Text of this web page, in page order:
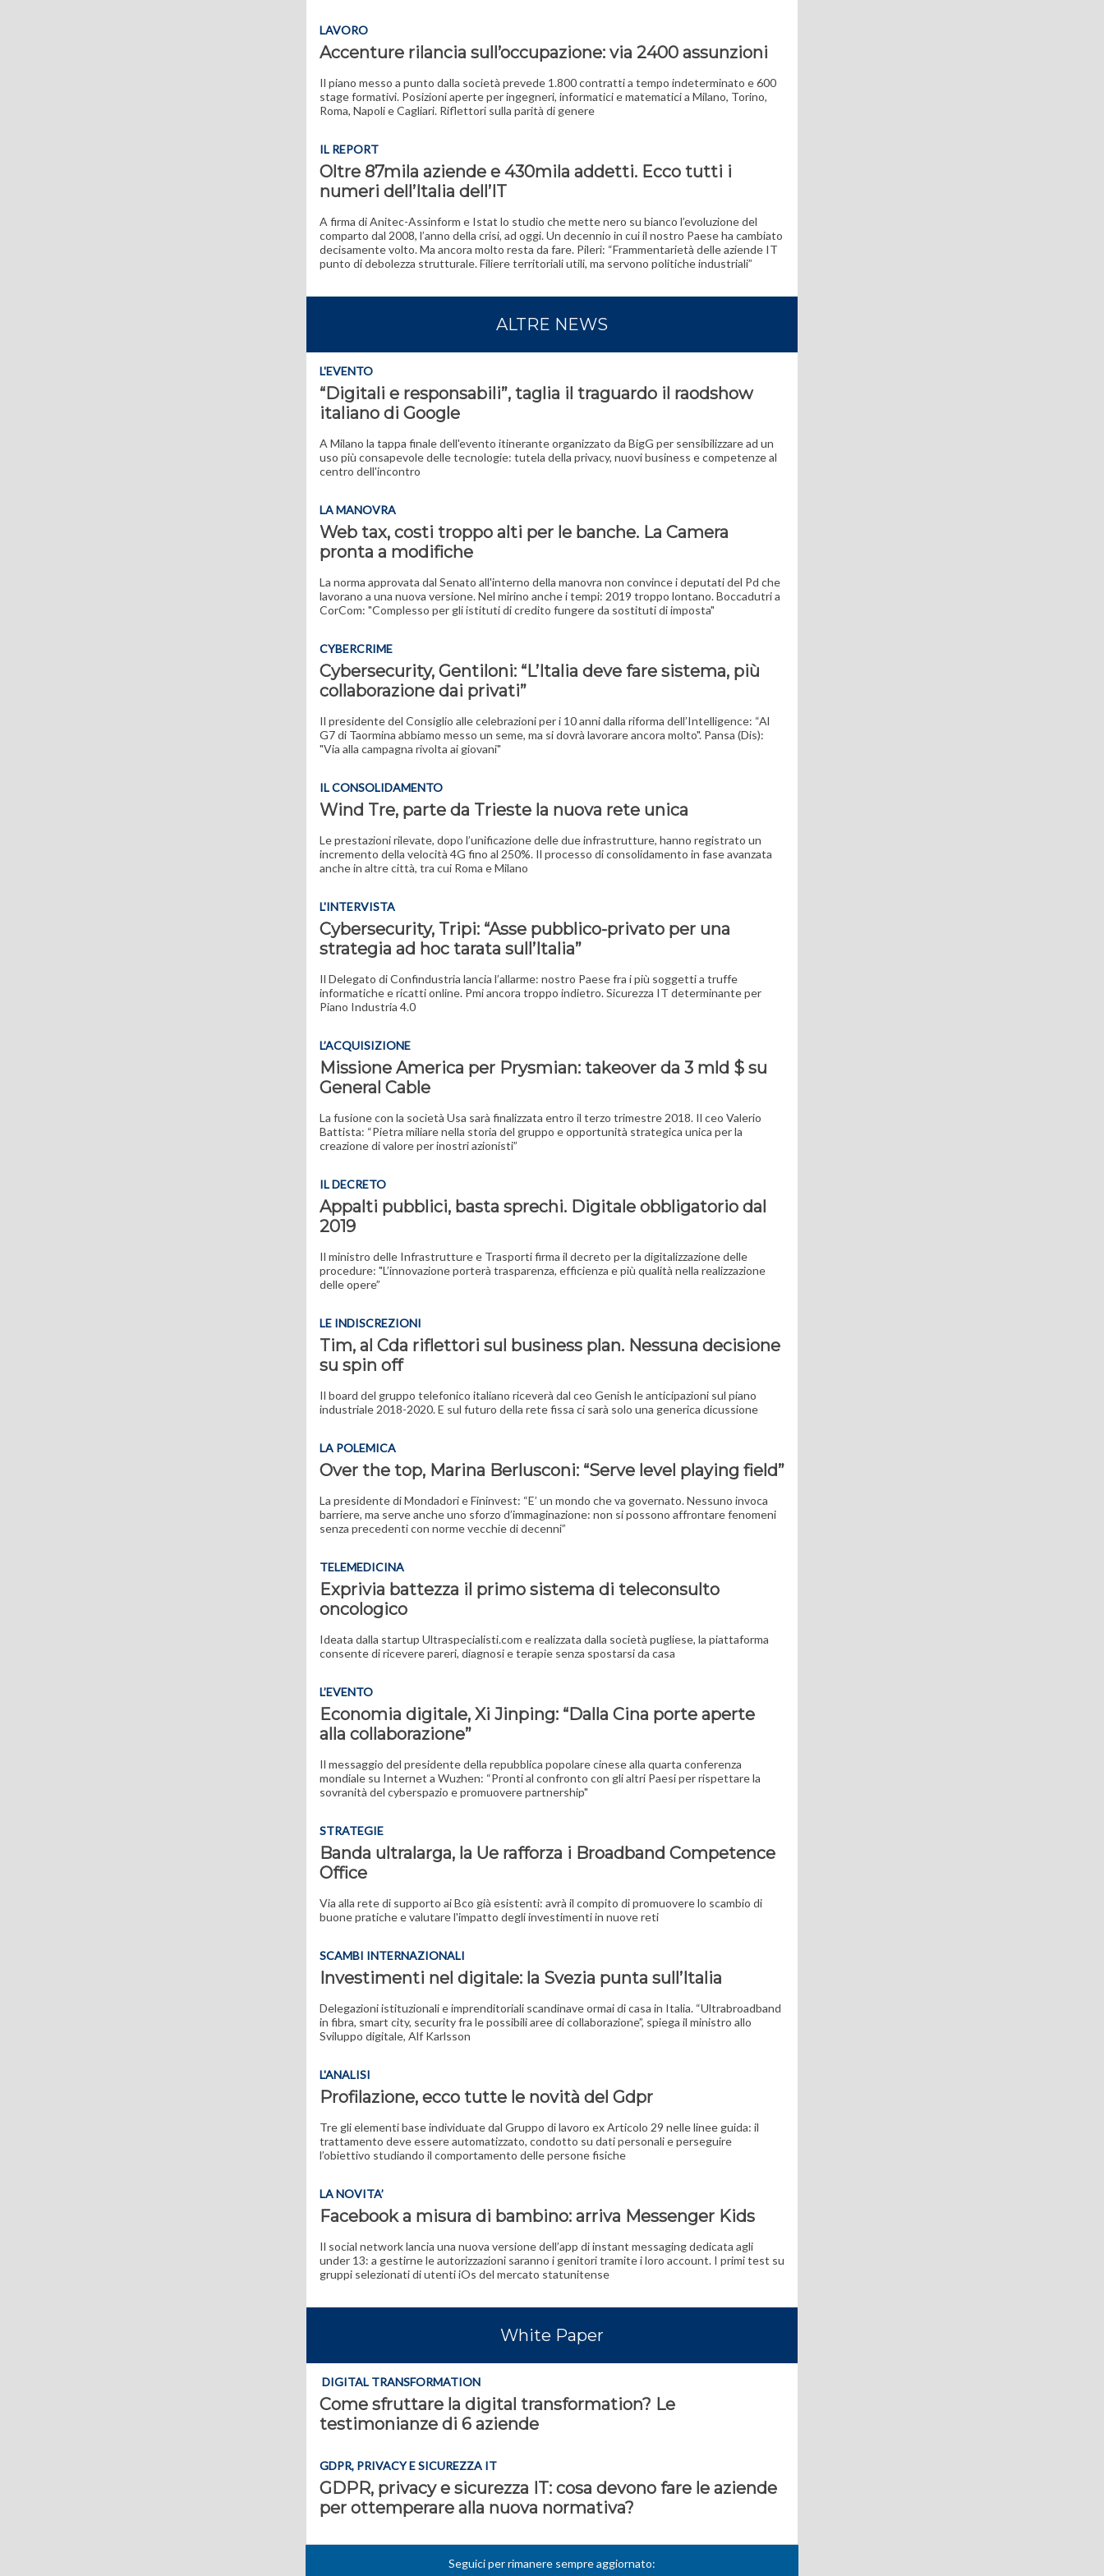
LAVORO
Accenture rilancia sull’occupazione: via 2400 assunzioni
Il piano messo a punto dalla società prevede 1.800 contratti a tempo indeterminato e 600
stage formativi. Posizioni aperte per ingegneri, informatici e matematici a Milano, Torino,
Roma, Napoli e Cagliari. Riflettori sulla parità di genere
IL REPORT
Oltre 87mila aziende e 430mila addetti. Ecco tutti i
numeri dell’Italia dell’IT
A firma di Anitec-Assinform e Istat lo studio che mette nero su bianco l’evoluzione del
comparto dal 2008, l’anno della crisi, ad oggi. Un decennio in cui il nostro Paese ha cambiato
decisamente volto. Ma ancora molto resta da fare. Pileri: “Frammentarietà delle aziende IT
punto di debolezza strutturale. Filiere territoriali utili, ma servono politiche industriali”
ALTRE NEWS
L'EVENTO
“Digitali e responsabili”, taglia il traguardo il raodshow
italiano di Google
A Milano la tappa finale dell'evento itinerante organizzato da BigG per sensibilizzare ad un
uso più consapevole delle tecnologie: tutela della privacy, nuovi business e competenze al
centro dell'incontro
LA MANOVRA
Web tax, costi troppo alti per le banche. La Camera
pronta a modifiche
La norma approvata dal Senato all'interno della manovra non convince i deputati del Pd che
lavorano a una nuova versione. Nel mirino anche i tempi: 2019 troppo lontano. Boccadutri a
CorCom: "Complesso per gli istituti di credito fungere da sostituti di imposta"
CYBERCRIME
Cybersecurity, Gentiloni: “L’Italia deve fare sistema, più
collaborazione dai privati”
Il presidente del Consiglio alle celebrazioni per i 10 anni dalla riforma dell’Intelligence: “Al
G7 di Taormina abbiamo messo un seme, ma si dovrà lavorare ancora molto". Pansa (Dis):
"Via alla campagna rivolta ai giovani"
IL CONSOLIDAMENTO
Wind Tre, parte da Trieste la nuova rete unica
Le prestazioni rilevate, dopo l’unificazione delle due infrastrutture, hanno registrato un
incremento della velocità 4G fino al 250%. Il processo di consolidamento in fase avanzata
anche in altre città, tra cui Roma e Milano
L'INTERVISTA
Cybersecurity, Tripi: “Asse pubblico-privato per una
strategia ad hoc tarata sull’Italia”
Il Delegato di Confindustria lancia l’allarme: nostro Paese fra i più soggetti a truffe
informatiche e ricatti online. Pmi ancora troppo indietro. Sicurezza IT determinante per
Piano Industria 4.0
L’ACQUISIZIONE
Missione America per Prysmian: takeover da 3 mld $ su
General Cable
La fusione con la società Usa sarà finalizzata entro il terzo trimestre 2018. Il ceo Valerio
Battista: “Pietra miliare nella storia del gruppo e opportunità strategica unica per la
creazione di valore per inostri azionisti”
IL DECRETO
Appalti pubblici, basta sprechi. Digitale obbligatorio dal
2019
Il ministro delle Infrastrutture e Trasporti firma il decreto per la digitalizzazione delle
procedure: "L’innovazione porterà trasparenza, efficienza e più qualità nella realizzazione
delle opere”
LE INDISCREZIONI
Tim, al Cda riflettori sul business plan. Nessuna decisione
su spin off
Il board del gruppo telefonico italiano riceverà dal ceo Genish le anticipazioni sul piano
industriale 2018-2020. E sul futuro della rete fissa ci sarà solo una generica dicussione
LA POLEMICA
Over the top, Marina Berlusconi: “Serve level playing field”
La presidente di Mondadori e Fininvest: “E’ un mondo che va governato. Nessuno invoca
barriere, ma serve anche uno sforzo d’immaginazione: non si possono affrontare fenomeni
senza precedenti con norme vecchie di decenni”
TELEMEDICINA
Exprivia battezza il primo sistema di teleconsulto
oncologico
Ideata dalla startup Ultraspecialisti.com e realizzata dalla società pugliese, la piattaforma
consente di ricevere pareri, diagnosi e terapie senza spostarsi da casa
L’EVENTO
Economia digitale, Xi Jinping: “Dalla Cina porte aperte
alla collaborazione”
Il messaggio del presidente della repubblica popolare cinese alla quarta conferenza
mondiale su Internet a Wuzhen: “Pronti al confronto con gli altri Paesi per rispettare la
sovranità del cyberspazio e promuovere partnership"
STRATEGIE
Banda ultralarga, la Ue rafforza i Broadband Competence
Office
Via alla rete di supporto ai Bco già esistenti: avrà il compito di promuovere lo scambio di
buone pratiche e valutare l'impatto degli investimenti in nuove reti
SCAMBI INTERNAZIONALI
Investimenti nel digitale: la Svezia punta sull’Italia
Delegazioni istituzionali e imprenditoriali scandinave ormai di casa in Italia. “Ultrabroadband
in fibra, smart city, security fra le possibili aree di collaborazione”, spiega il ministro allo
Sviluppo digitale, Alf Karlsson
L'ANALISI
Profilazione, ecco tutte le novità del Gdpr
Tre gli elementi base individuate dal Gruppo di lavoro ex Articolo 29 nelle linee guida: il
trattamento deve essere automatizzato, condotto su dati personali e perseguire
l’obiettivo studiando il comportamento delle persone fisiche
LA NOVITA’
Facebook a misura di bambino: arriva Messenger Kids
Il social network lancia una nuova versione dell’app di instant messaging dedicata agli
under 13: a gestirne le autorizzazioni saranno i genitori tramite i loro account. I primi test su
gruppi selezionati di utenti iOs del mercato statunitense
White Paper
DIGITAL TRANSFORMATION
Come sfruttare la digital transformation? Le
testimonianze di 6 aziende
GDPR, PRIVACY E SICUREZZA IT
GDPR, privacy e sicurezza IT: cosa devono fare le aziende
per ottemperare alla nuova normativa?
Seguici per rimanere sempre aggiornato: